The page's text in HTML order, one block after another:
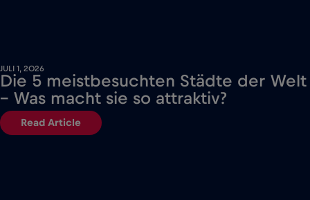
JULI 1, 2026
Die 5 meistbesuchten Städte der Welt
– Was macht sie so attraktiv?
Read Article